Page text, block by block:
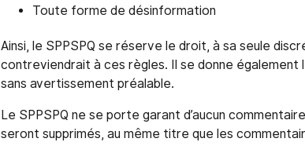
Toute forme de désinformation
Ainsi, le SPPSPQ se réserve le droit, à sa seule
contreviendrait à ces règles. Il se donne
sans avertissement préalable.
Le SPPSPQ ne se porte garant d’aucun
seront supprimés, au même titre que les